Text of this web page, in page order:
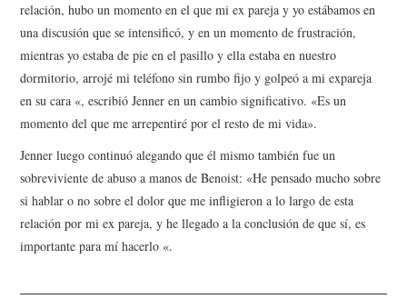
relación, hubo un momento en el que mi ex pareja y yo estábamos en
una discusión que se intensificó, y en un momento de frustración,
mientras yo estaba de pie en el pasillo y ella estaba en nuestro
dormitorio, arrojé mi teléfono sin rumbo fijo y golpeó a mi expareja
en su cara «, escribió Jenner en un cambio significativo. «Es un
momento del que me arrepentiré por el resto de mi vida».
Jenner luego continuó alegando que él mismo también fue un
sobreviviente de abuso a manos de Benoist: «He pensado mucho sobre
si hablar o no sobre el dolor que me infligieron a lo largo de esta
relación por mi ex pareja, y he llegado a la conclusión de que sí, es
importante para mí hacerlo «.